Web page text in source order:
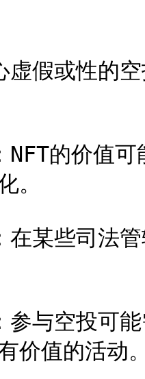
虚假或性的
NFT的价值
。
在某些司法
参与空投可
价值的活动